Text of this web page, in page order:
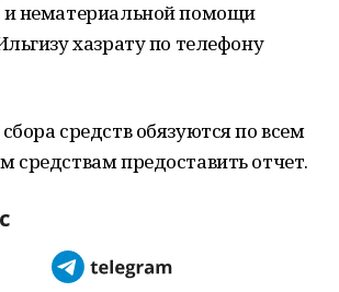
нематериальной помощи
хазрату по телефону
средств обязуются по всем
средствам предоставить отчет.